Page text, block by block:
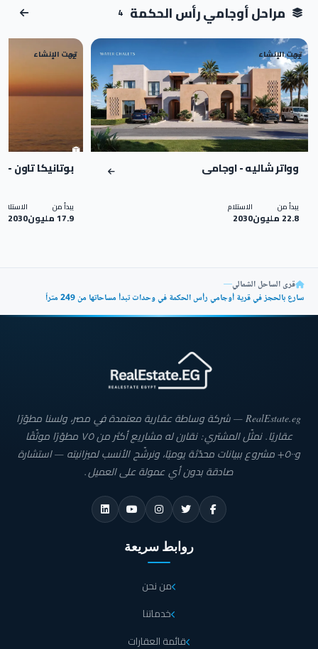
مراحل أوجامي رأس الحكمة 4
تحت الإنشاء
01
وواتر شاليه - اوجامى
يبدأ من
22.8 مليون
الاستلام
2030
تحت الإنشاء
02
بوتانيكا تاون
يبدأ من
17.9 مليون
الاستلام
2030
قرى الساحل الشمالي—
سارع بالحجز في قرية أوجامي رأس الحكمة في وحدات تبدأ مساحاتها من 249 متراً
RealEstate.eg — شركة وساطة عقارية معتمدة في مصر، ولسنا مطوّرًا
عقاريًا. نمثّل المشتري: نقارن له مشاريع أكثر من ٧٥ مطوّرًا موثّقًا
و٥٠٠+ مشروع ببيانات محدّثة يوميًا، ونرشّح الأنسب لميزانيته — استشارة
صادقة بدون أي عمولة على العميل.
روابط سريعة
من نحن
خدماتنا
قائمة العقارات